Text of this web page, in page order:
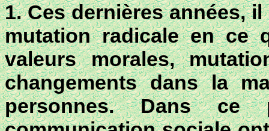
1. Ces dernières années,
mutation radicale en ce
valeurs morales,
changements dans la
personnes. Dans ce